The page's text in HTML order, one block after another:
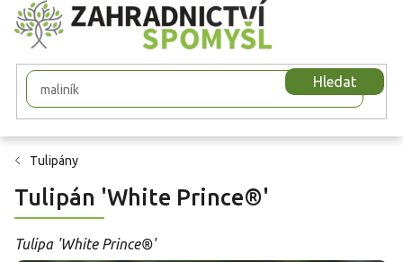
Přejít
na
obsah
Hledat
Tulipány
Tulipán 'White Prince®'
Tulipa 'White Prince®'